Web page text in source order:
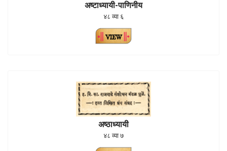
अष्टाध्यायी-पाणिनीय
४८ व्या ६
अष्ठाध्यायी
४८ व्या ७